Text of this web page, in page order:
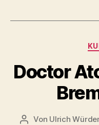
Doctor
Beitragsautor
Von Ulrich